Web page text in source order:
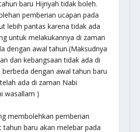
baru Hijriyah tidak boleh.
pemberian ucapan pada
lebih pantas karena tidak ada
untuk melakukannya di zaman
dengan awal tahun.(Maksudnya
dan kebangsaan tidak ada di
dengan awal tahun baru
ada di zaman Nabi
wasallam )
membolehkan pemberian
tahun baru akan melebar pada